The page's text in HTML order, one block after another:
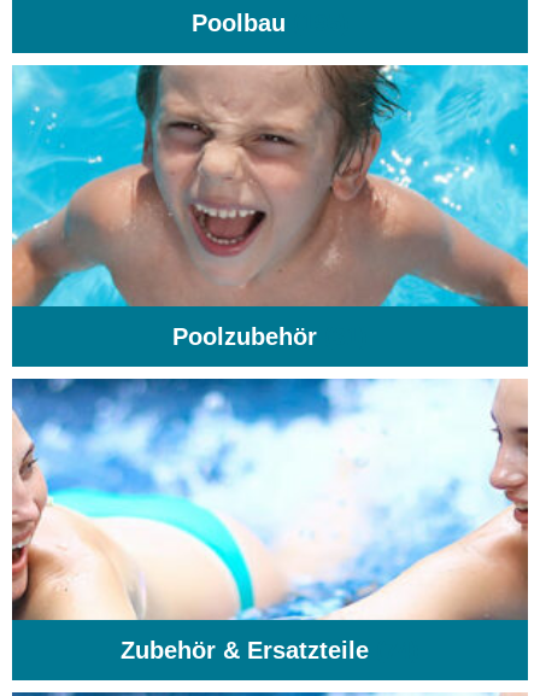
Poolbau
Poolzubehör
Zubehör & Ersatzteile